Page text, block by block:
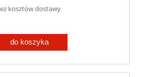
kosztów dostawy
do koszyka